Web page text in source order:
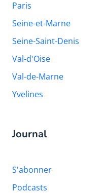
Paris
Seine-et-Marne
Seine-Saint-Denis
Val-d'Oise
Val-de-Marne
Yvelines
Journal
S'abonner
Podcasts